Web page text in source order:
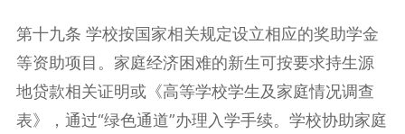
第十九条 学校按国家相关规定设立相应的奖助学金
等资助项目。家庭经济困难的新生可按要求持生源
地贷款相关证明或《高等学校学生及家庭情况调查
表》，通过“绿色通道”办理入学手续。学校协助家庭